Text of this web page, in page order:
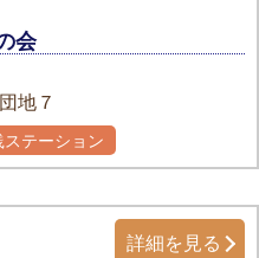
会
地７
テーション
詳細を見る